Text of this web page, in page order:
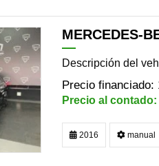
MERCEDES-
Descripción del
2016 manual